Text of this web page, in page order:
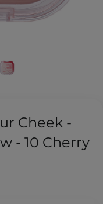
Cheek -
- 10 Cherry